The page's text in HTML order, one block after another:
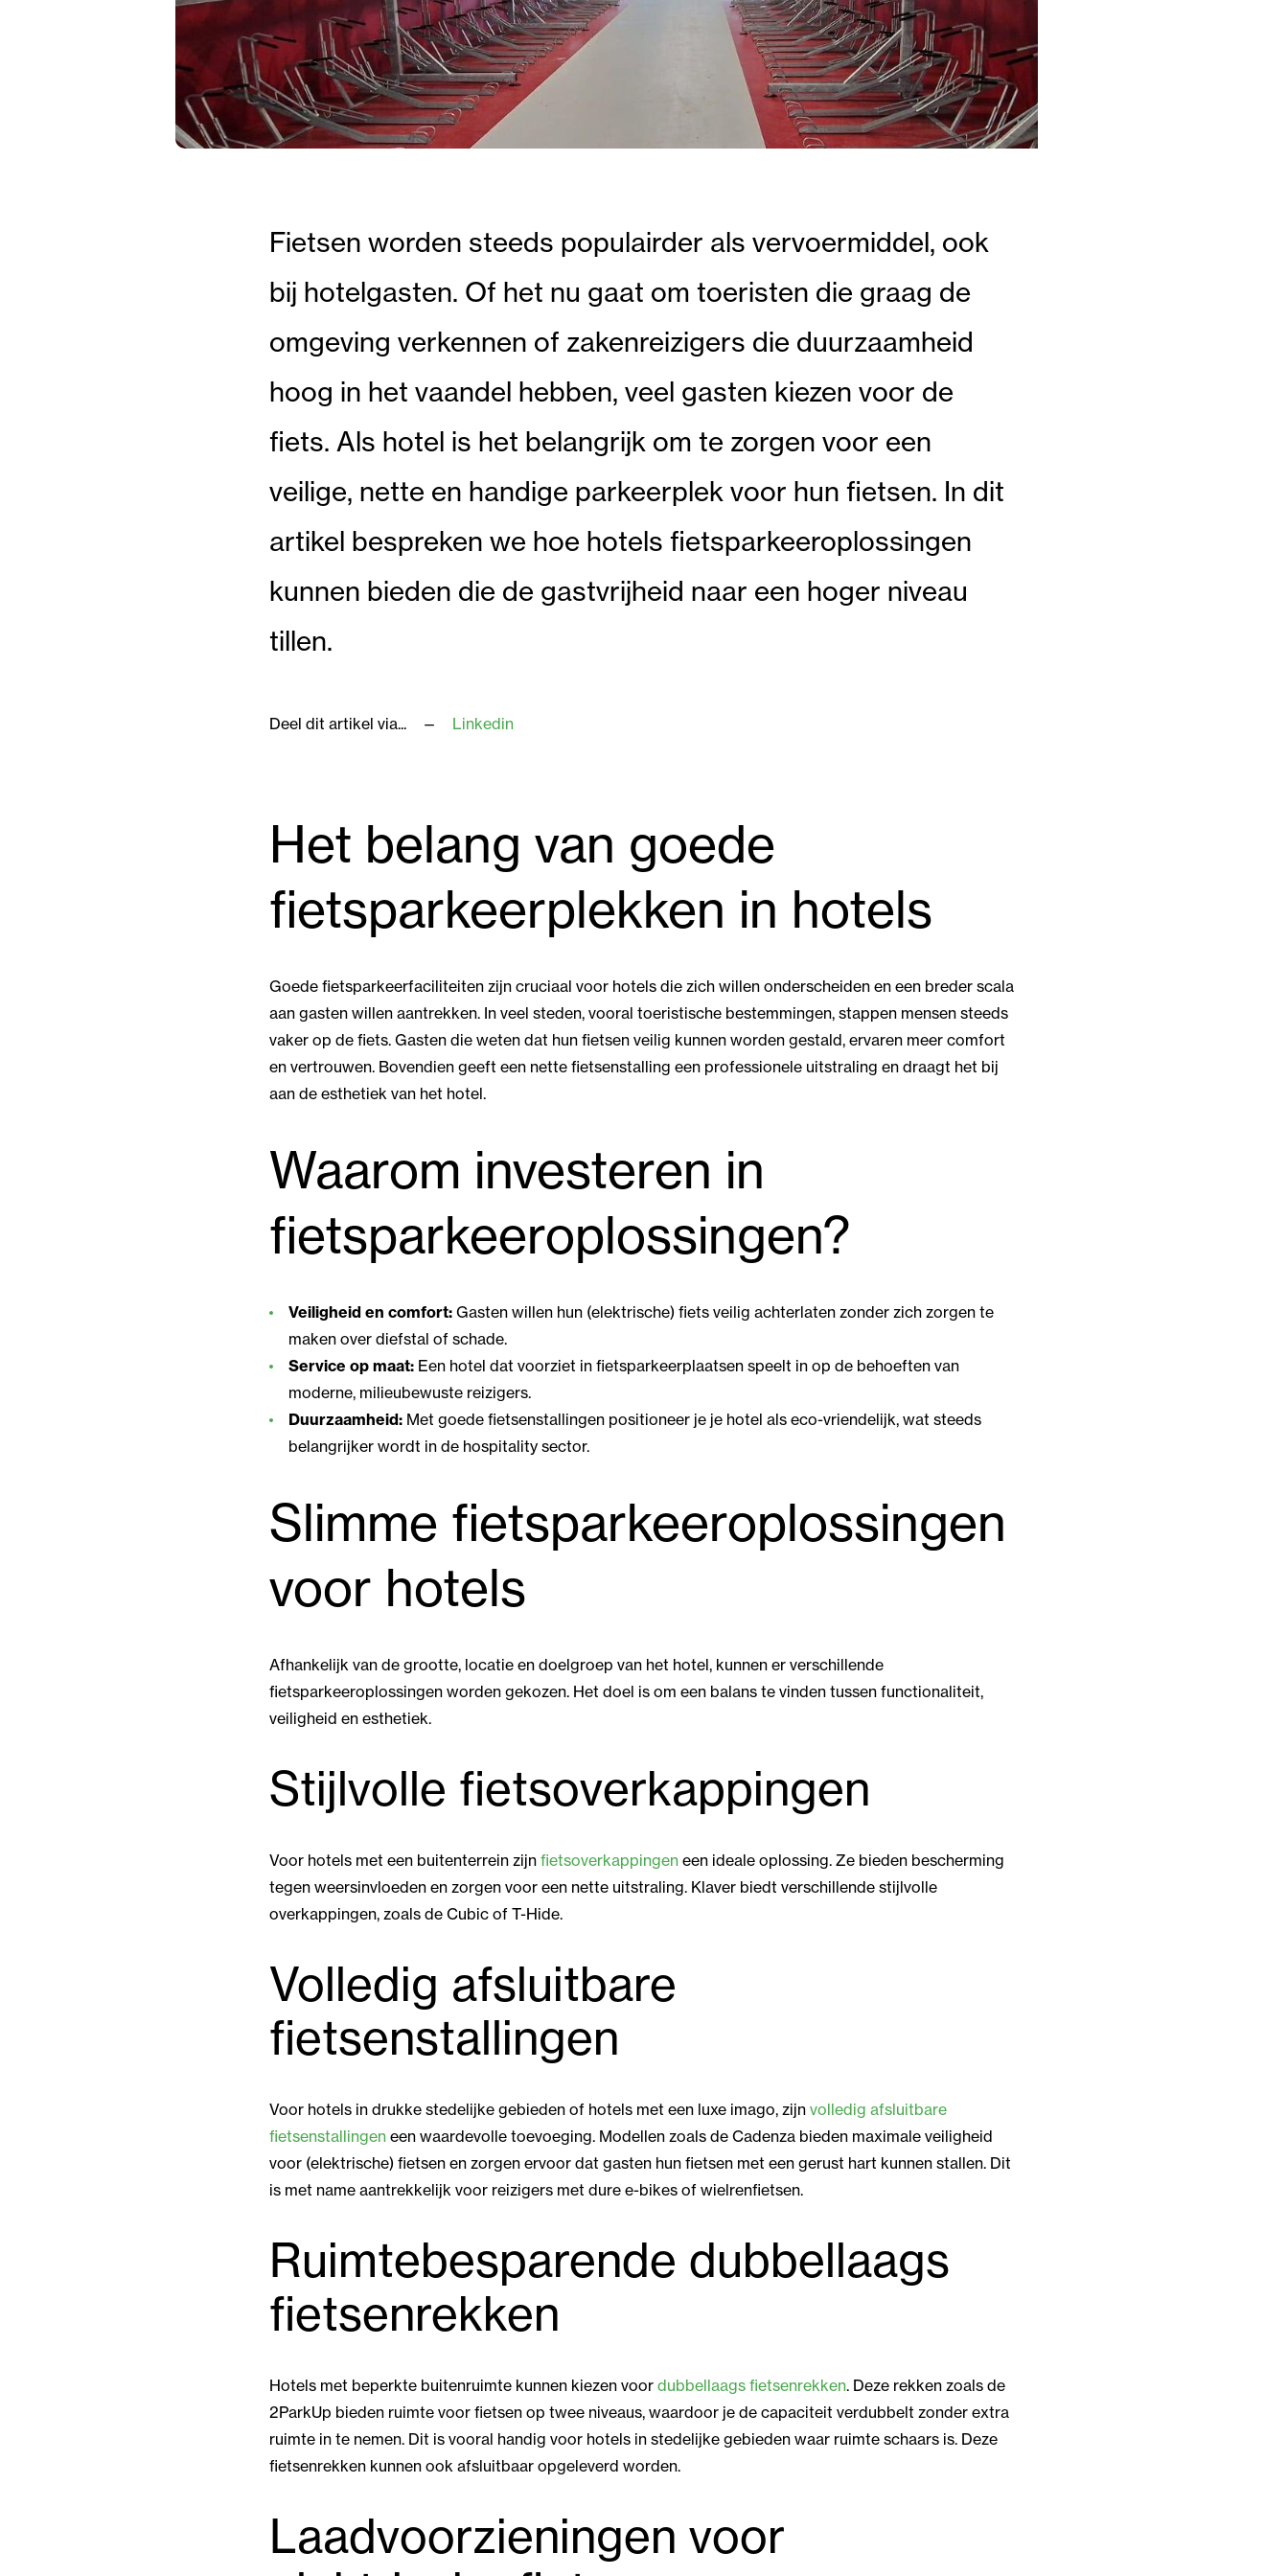
Fietsen worden steeds populairder als vervoermiddel, ook
bij hotelgasten. Of het nu gaat om toeristen die graag de
omgeving verkennen of zakenreizigers die duurzaamheid
hoog in het vaandel hebben, veel gasten kiezen voor de
fiets. Als hotel is het belangrijk om te zorgen voor een
veilige, nette en handige parkeerplek voor hun fietsen. In dit
artikel bespreken we hoe hotels fietsparkeeroplossingen
kunnen bieden die de gastvrijheid naar een hoger niveau
tillen.
Deel dit artikel via... Linkedin
Het belang van goede
fietsparkeerplekken in hotels
Goede fietsparkeerfaciliteiten zijn cruciaal voor hotels die zich willen onderscheiden en een breder scala
aan gasten willen aantrekken. In veel steden, vooral toeristische bestemmingen, stappen mensen steeds
vaker op de fiets. Gasten die weten dat hun fietsen veilig kunnen worden gestald, ervaren meer comfort
en vertrouwen. Bovendien geeft een nette fietsenstalling een professionele uitstraling en draagt het bij
aan de esthetiek van het hotel.
Waarom investeren in
fietsparkeeroplossingen?
Veiligheid en comfort:Gasten willen hun (elektrische) fiets veilig achterlaten zonder zich zorgen te
maken over diefstal of schade.
Service op maat:Een hotel dat voorziet in fietsparkeerplaatsen speelt in op de behoeften van
moderne, milieubewuste reizigers.
Duurzaamheid:Met goede fietsenstallingen positioneer je je hotel als eco-vriendelijk, wat steeds
belangrijker wordt in de hospitality sector.
Slimme fietsparkeeroplossingen
voor hotels
Afhankelijk van de grootte, locatie en doelgroep van het hotel, kunnen er verschillende
fietsparkeeroplossingen worden gekozen. Het doel is om een balans te vinden tussen functionaliteit,
veiligheid en esthetiek.
Stijlvolle fietsoverkappingen
Voor hotels met een buitenterrein zijn fietsoverkappingeneen ideale oplossing. Ze bieden bescherming
tegen weersinvloeden en zorgen voor een nette uitstraling. Klaver biedt verschillende stijlvolle
overkappingen, zoals de Cubic of T-Hide.
Volledig afsluitbare
fietsenstallingen
Voor hotels in drukke stedelijke gebieden of hotels met een luxe imago, zijn volledig afsluitbare
fietsenstallingeneen waardevolle toevoeging. Modellen zoals de Cadenza bieden maximale veiligheid
voor (elektrische) fietsen en zorgen ervoor dat gasten hun fietsen met een gerust hart kunnen stallen. Dit
is met name aantrekkelijk voor reizigers met dure e-bikes of wielrenfietsen.
Ruimtebesparende dubbellaags
fietsenrekken
Hotels met beperkte buitenruimte kunnen kiezen voor dubbellaags fietsenrekken. Deze rekken zoals de
2ParkUp bieden ruimte voor fietsen op twee niveaus, waardoor je de capaciteit verdubbelt zonder extra
ruimte in te nemen. Dit is vooral handig voor hotels in stedelijke gebieden waar ruimte schaars is. Deze
fietsenrekken kunnen ook afsluitbaar opgeleverd worden.
Laadvoorzieningen voor